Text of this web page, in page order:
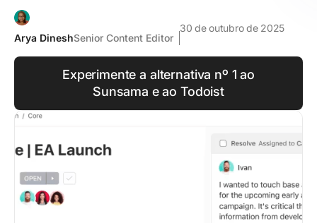
Arya DineshSenior Content Editor
30 de outubro de 2025
Experimente a alternativa nº 1 ao
Sunsama e ao Todoist